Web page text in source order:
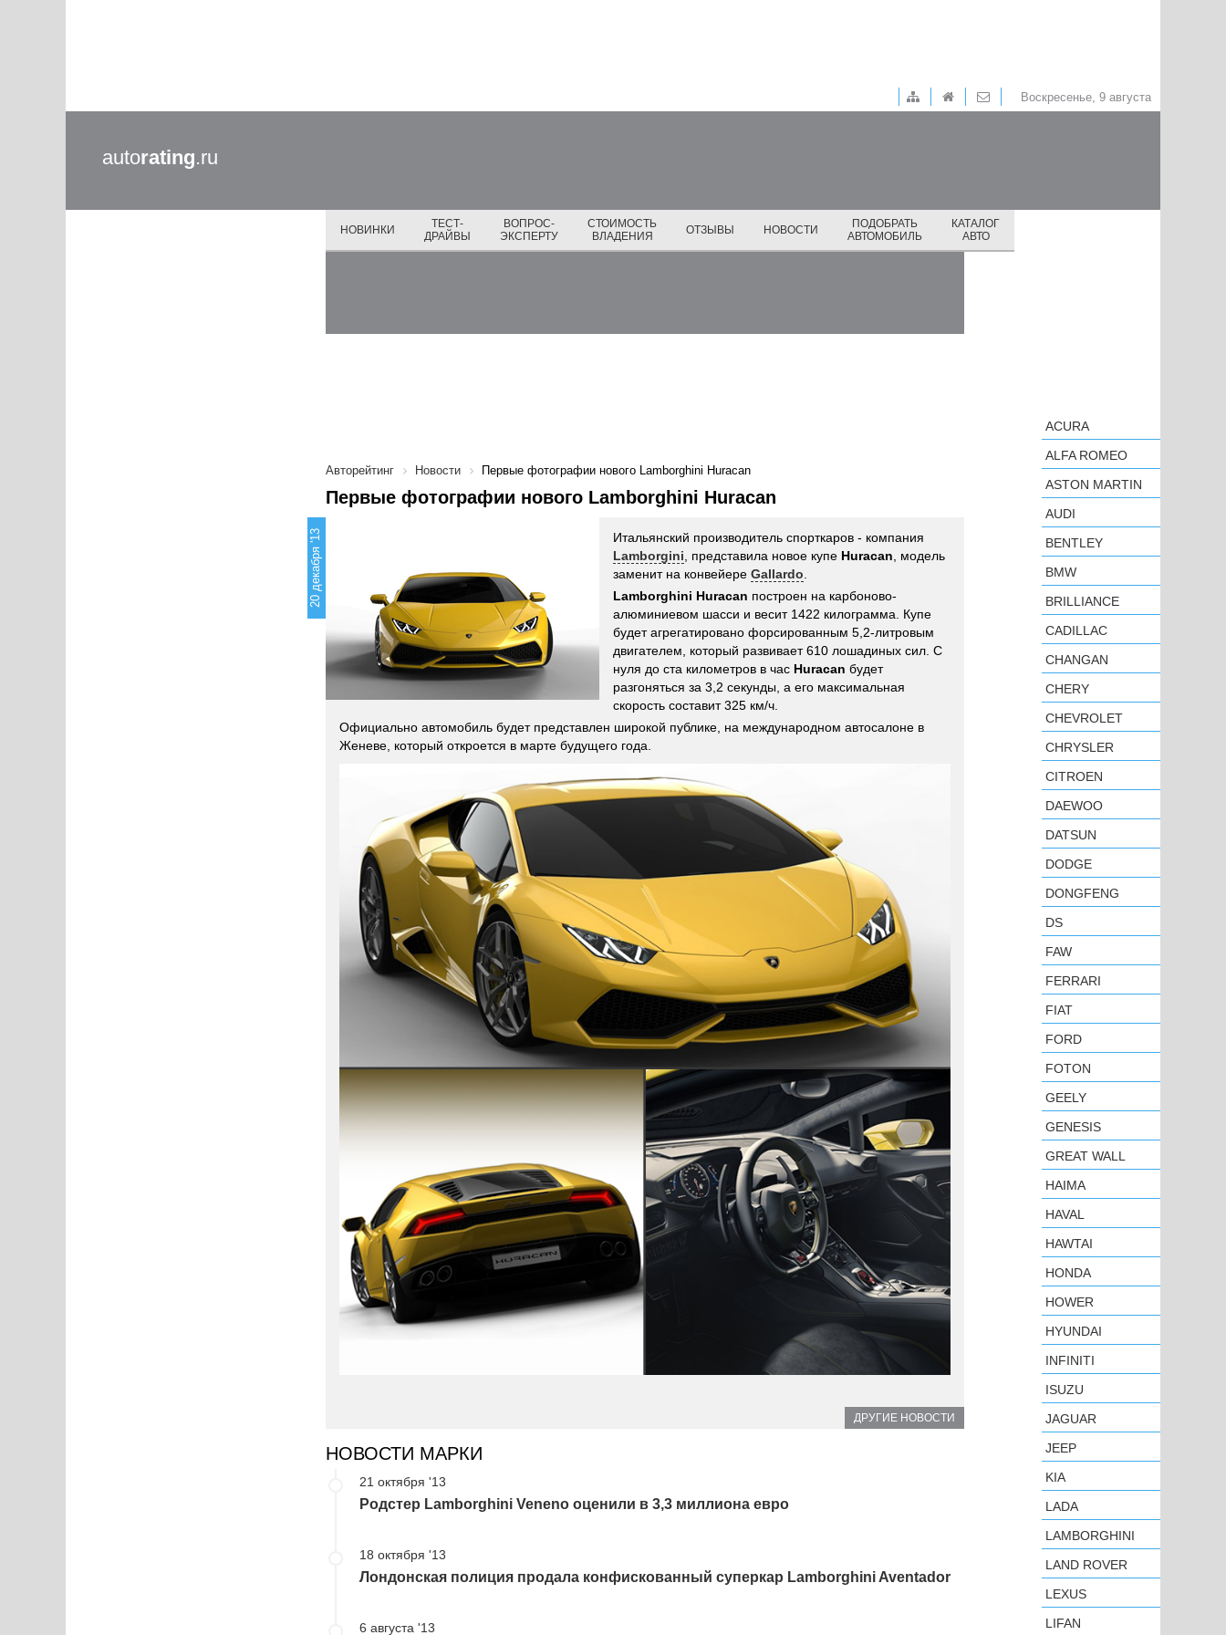
Воскресенье, 9 августа
autorating.ru
НОВИНКИ
ТЕСТ-
ДРАЙВЫ
ВОПРОС-
ЭКСПЕРТУ
СТОИМОСТЬ
ВЛАДЕНИЯ
ОТЗЫВЫ НОВОСТИ
ПОДОБРАТЬ
АВТОМОБИЛЬ
КАТАЛОГ
АВТО
Авторейтинг Новости Первые фотографии нового Lamborghini Huracan
Первые фотографии нового Lamborghini Huracan
20 декабря '13
Итальянский производитель спорткаров - компания
Lamborgini , представила новое купе Huracan , модель
заменит на конвейере Gallardo
Lamborghini Huracan построен на карбоново-
алюминиевом шасси и весит 1422 килограмма. Купе
будет агрегатировано форсированным 5,2-литровым
двигателем, который развивает 610 лошадиных сил. С
нуля до ста километров в час Huracan будет
разгоняться за 3,2 секунды, а его максимальная
скорость составит 325 км/ч.
Официально автомобиль будет представлен широкой публике, на международном автосалоне в
Женеве, который откроется в марте будущего года.
ДРУГИЕ НОВОСТИ
НОВОСТИ МАРКИ
21 октября '13
Родстер Lamborghini Veneno оценили в 3,3 миллиона евро
18 октября '13
Лондонская полиция продала конфискованный суперкар Lamborghini Aventador
6 августа '13
ACURA
ALFA ROMEO
ASTON MARTIN
AUDI
BENTLEY
BMW
BRILLIANCE
CADILLAC
CHANGAN
CHERY
CHEVROLET
CHRYSLER
CITROEN
DAEWOO
DATSUN
DODGE
DONGFENG
DS
FAW
FERRARI
FIAT
FORD
FOTON
GEELY
GENESIS
GREAT WALL
HAIMA
HAVAL
HAWTAI
HONDA
HOWER
HYUNDAI
INFINITI
ISUZU
JAGUAR
JEEP
KIA
LADA
LAMBORGHINI
LAND ROVER
LEXUS
LIFAN